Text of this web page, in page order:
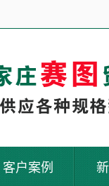
客户案例